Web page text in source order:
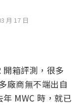
月 17 日
箱評測，很多
廠商無不端出自
MWC 時，就已